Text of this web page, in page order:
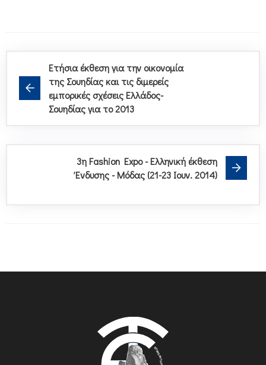
Ετήσια έκθεση για την οικονομία
της Σουηδίας και τις διμερείς
εμπορικές σχέσεις Ελλάδος-
Σουηδίας για το 2013
3η Fashion Expo - Ελληνική έκθεση
Ένδυσης - Μόδας (21-23 Ιουν. 2014)